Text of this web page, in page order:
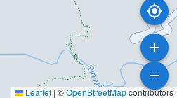
Leaflet | ©OpenStreetMapcontributors